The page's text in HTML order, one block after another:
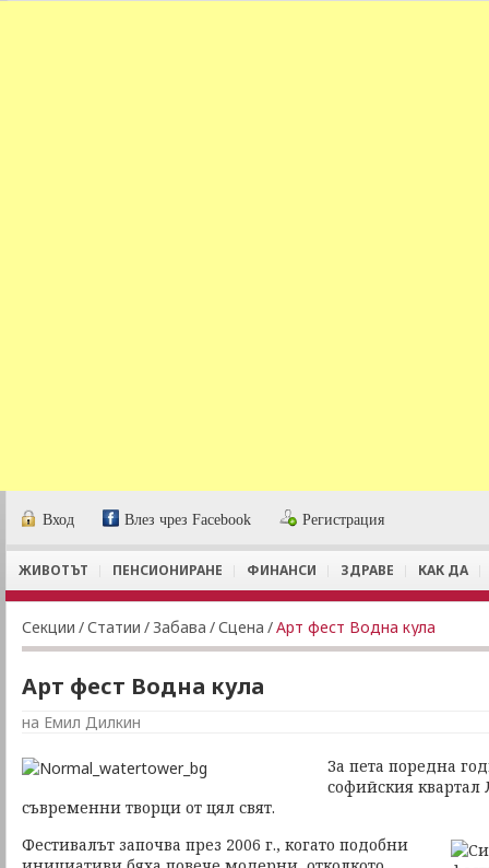
Вход Влез чрез Facebook Регистрация
ЖИВОТЪТ ПЕНСИОНИРАНЕ ФИНАНСИ ЗДРАВЕ КАК ДА
Секции /Статии / Забава /Сцена /Арт фест Водна кула
Арт фест Водна кула
на Емил Дилкин
За пета поредна
софийския квартал
съвременни творци от цял свят.
Фестивалът започва през 2006 г., когато подобни